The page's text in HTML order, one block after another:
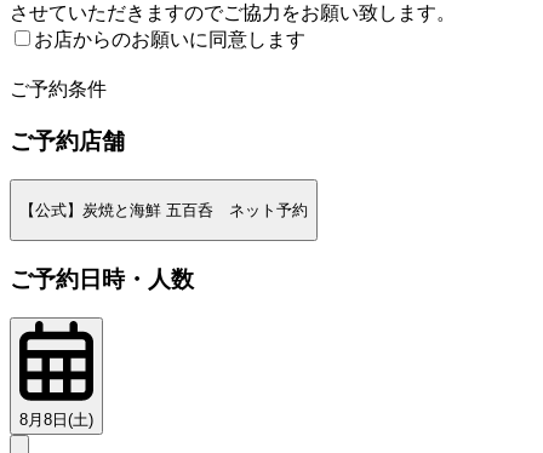
させていただきますのでご協力をお願い致します。
お店からのお願いに同意します
ご予約条件
ご予約店舗
【公式】炭焼と海鮮 五百呑 ネット予約
ご予約日時・人数
8月8日(土)